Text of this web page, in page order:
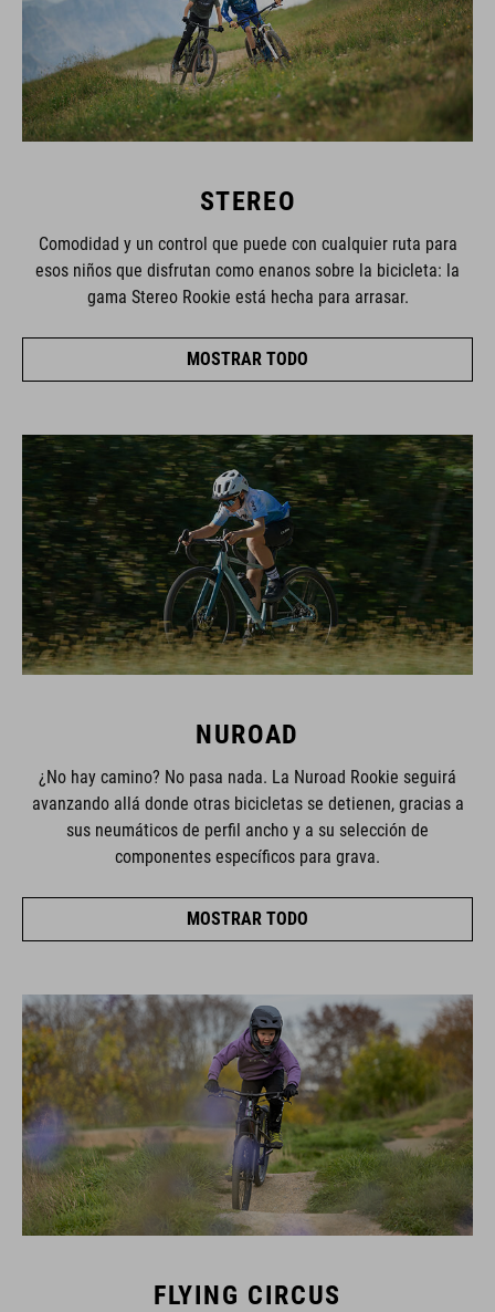
STEREO
Comodidad y un control que puede con cualquier ruta para
esos niños que disfrutan como enanos sobre la bicicleta: la
gama Stereo Rookie está hecha para arrasar.
MOSTRAR TODO
NUROAD
¿No hay camino? No pasa nada. La Nuroad Rookie seguirá
avanzando allá donde otras bicicletas se detienen, gracias a
sus neumáticos de perfil ancho y a su selección de
componentes específicos para grava.
MOSTRAR TODO
FLYING CIRCUS